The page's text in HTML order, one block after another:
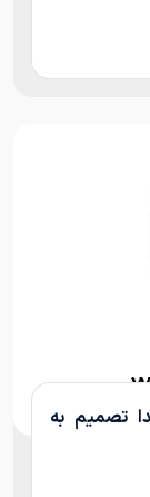
تصمیم به